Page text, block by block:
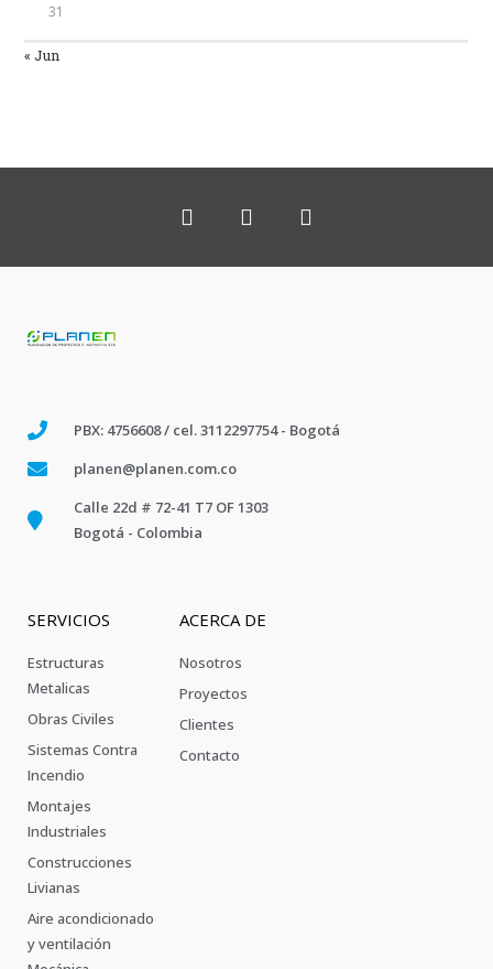
31
« Jun
PBX: 4756608 / cel. 3112297754 - Bogotá
planen@planen.com.co
Calle 22d # 72-41 T7 OF 1303
Bogotá - Colombia
SERVICIOS
Estructuras
Metalicas
Obras Civiles
Sistemas Contra
Incendio
Montajes
Industriales
Construcciones
Livianas
Aire acondicionado
y ventilación
ACERCA DE
Nosotros
Proyectos
Clientes
Contacto